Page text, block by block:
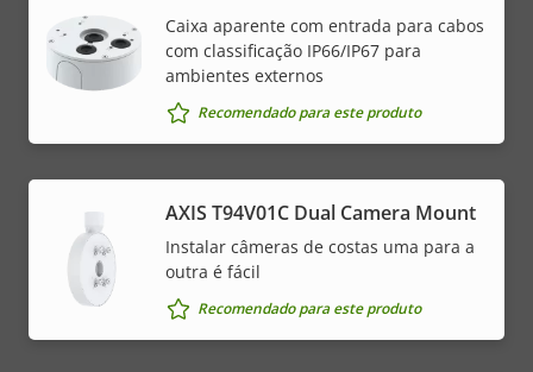
Caixa aparente com entrada para cabos
com classificação IP66/IP67 para
ambientes externos
Recomendado para este produto
AXIS T94V01C Dual Camera Mount
Instalar câmeras de costas uma para a
outra é fácil
Recomendado para este produto